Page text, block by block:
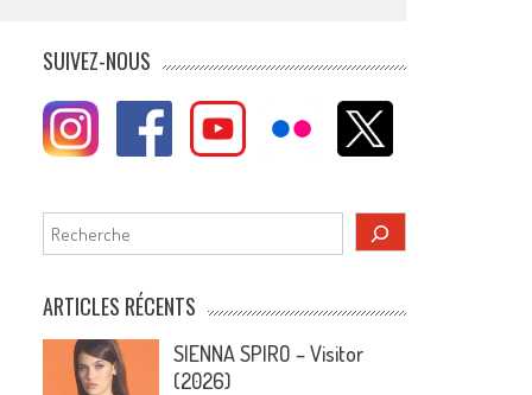
SUIVEZ-NOUS
Rechercher
ARTICLES RÉCENTS
SIENNA SPIRO – Visitor
(2026)